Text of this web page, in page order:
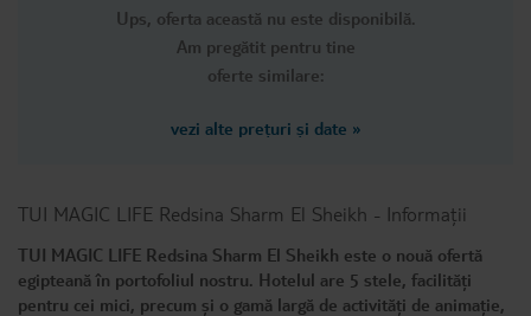
Ups, oferta această nu este disponibilă.
Am pregătit pentru tine
oferte similare:
vezi alte prețuri și date »
TUI MAGIC LIFE Redsina Sharm El Sheikh - Informații
TUI MAGIC LIFE Redsina Sharm El Sheikh este o nouă ofertă
egipteană în portofoliul nostru. Hotelul are 5 stele, facilități
pentru cei mici, precum și o gamă largă de activități de animație,